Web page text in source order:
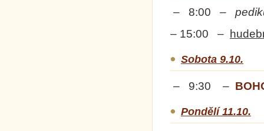
– 8:00 –
– 15:00 –
Sobota 9.10.
– 9:30 –
Pondělí 11.10.